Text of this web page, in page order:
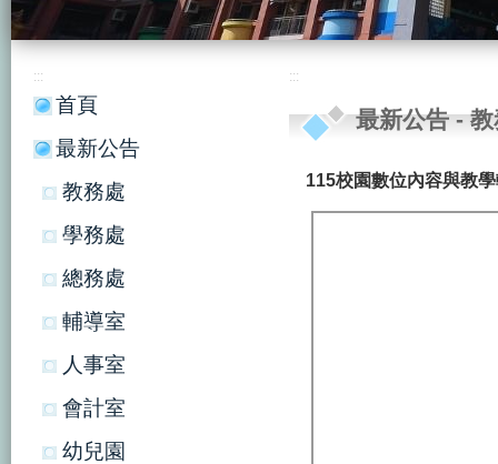
:::
首頁
最新公告
教務處
學務處
總務處
輔導室
人事室
會計室
幼兒園
:::
最新公告-
115校園數位內容與教